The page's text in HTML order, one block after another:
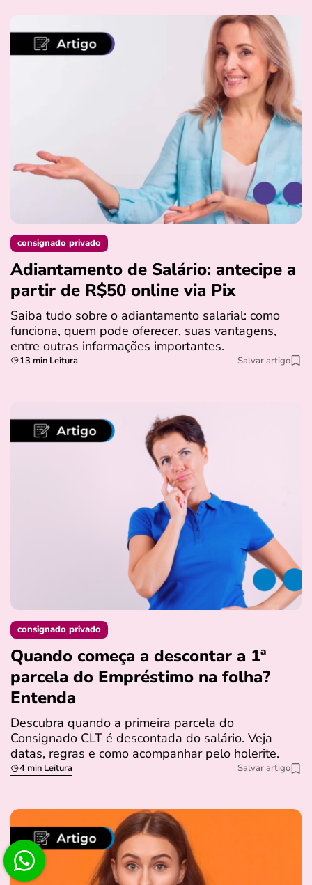
consignado privado
Adiantamento de Salário: antecipe a
partir de R$50 online via Pix
Saiba tudo sobre o adiantamento salarial: como
funciona, quem pode oferecer, suas vantagens,
entre outras informações importantes.
13 min Leitura Salvar artigo
consignado privado
Quando começa a descontar a 1ª
parcela do Empréstimo na folha?
Entenda
Descubra quando a primeira parcela do
Consignado CLT é descontada do salário. Veja
datas, regras e como acompanhar pelo holerite.
4 min Leitura Salvar artigo